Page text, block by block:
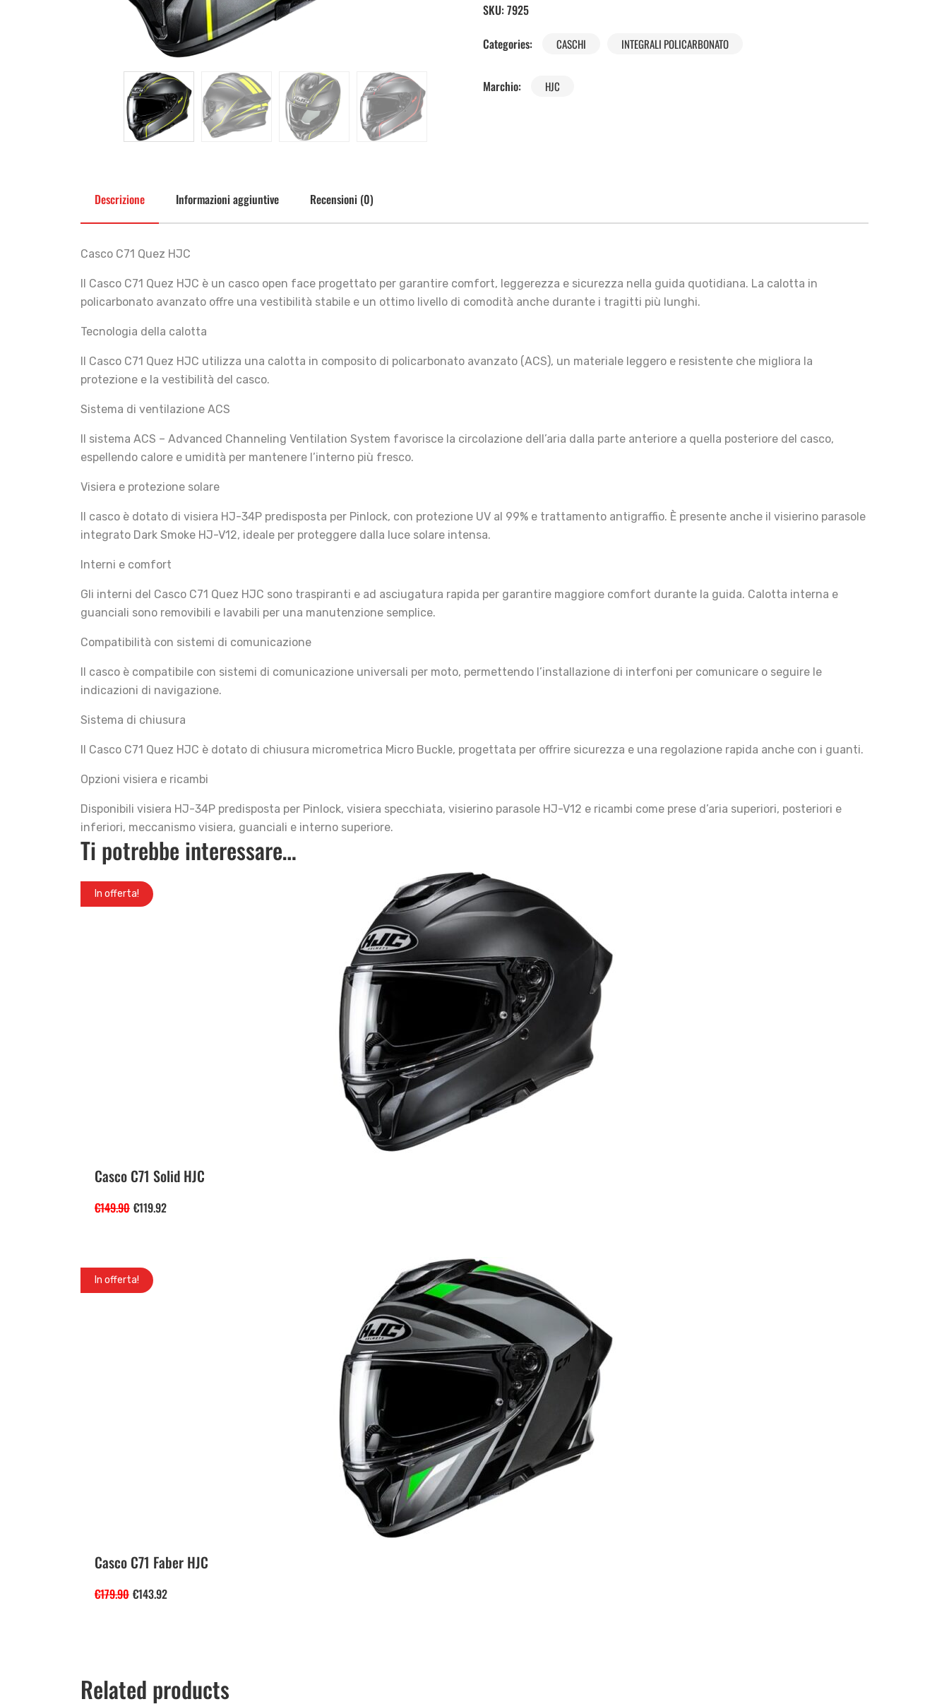
SKU: 7925
Categories:
CASCHI INTEGRALI POLICARBONATO
Marchio: HJC
Descrizione Informazioni aggiuntive Recensioni (0)
Casco C71 Quez HJC
Il Casco C71 Quez HJC è un casco open face progettato per garantire comfort, leggerezza e sicurezza nella guida quotidiana. La calotta in
policarbonato avanzato offre una vestibilità stabile e un ottimo livello di comodità anche durante i tragitti più lunghi.
Tecnologia della calotta
Il Casco C71 Quez HJC utilizza una calotta in composito di policarbonato avanzato (ACS), un materiale leggero e resistente che migliora la
protezione e la vestibilità del casco.
Sistema di ventilazione ACS
Il sistema ACS – Advanced Channeling Ventilation System favorisce la circolazione dell’aria dalla parte anteriore a quella posteriore del casco,
espellendo calore e umidità per mantenere l’interno più fresco.
Visiera e protezione solare
Il casco è dotato di visiera HJ-34P predisposta per Pinlock, con protezione UV al 99% e trattamento antigraffio. È presente anche il visierino parasole
integrato Dark Smoke HJ-V12, ideale per proteggere dalla luce solare intensa.
Interni e comfort
Gli interni del Casco C71 Quez HJC sono traspiranti e ad asciugatura rapida per garantire maggiore comfort durante la guida. Calotta interna e
guanciali sono removibili e lavabili per una manutenzione semplice.
Compatibilità con sistemi di comunicazione
Il casco è compatibile con sistemi di comunicazione universali per moto, permettendo l’installazione di interfoni per comunicare o seguire le
indicazioni di navigazione.
Sistema di chiusura
Il Casco C71 Quez HJC è dotato di chiusura micrometrica Micro Buckle, progettata per offrire sicurezza e una regolazione rapida anche con i guanti.
Opzioni visiera e ricambi
Disponibili visiera HJ-34P predisposta per Pinlock, visiera specchiata, visierino parasole HJ-V12 e ricambi come prese d’aria superiori, posteriori e
inferiori, meccanismo visiera, guanciali e interno superiore.
Ti potrebbe interessare…
In offerta!
Casco C71 Solid HJC
€149.90 €119.92
In offerta!
Casco C71 Faber HJC
€179.90 €143.92
Related products